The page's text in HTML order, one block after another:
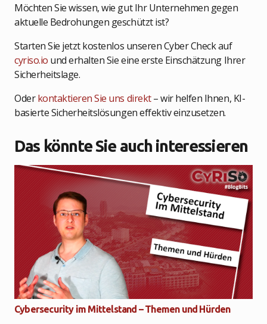
Möchten Sie wissen, wie gut Ihr Unternehmen gegen
aktuelle Bedrohungen geschützt ist?
Starten Sie jetzt kostenlos unseren Cyber Check auf
cyriso.io und erhalten Sie eine erste Einschätzung Ihrer
Sicherheitslage.
Oderkontaktieren Sie uns direkt– wir helfen Ihnen, KI-
basierte Sicherheitslösungen effektiv einzusetzen.
Das könnte Sie auch interessieren
Cybersecurity im Mittelstand – Themen und Hürden